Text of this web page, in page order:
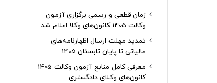
زمان قطعی و رسمی برگزاری آزمون
وکالت 1405 کانون‌های وکلا اعلام شد
تمدید مهلت ارسال اظهارنامه‌های
مالیاتی تا پایان تابستان 1405
معرفی کامل منابع آزمون وکالت 1405
کانون‌های وکلای دادگستری